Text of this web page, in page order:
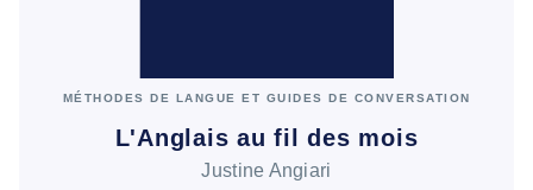
MÉTHODES DE LANGUE ET GUIDES DE CONVERSATION
L'Anglais au fil des mois
Justine Angiari